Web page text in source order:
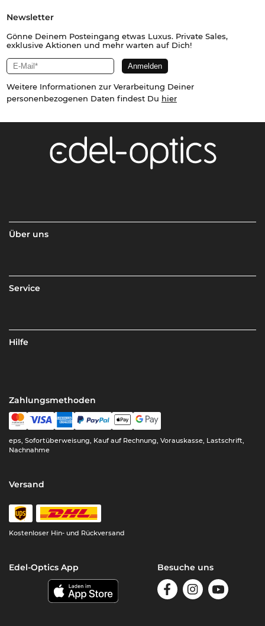
Newsletter
Gönne Deinem Posteingang etwas Luxus. Private Sales,
exklusive Aktionen und mehr warten auf Dich!
Weitere Informationen zur Verarbeitung Deiner
personenbezogenen Daten findest Du hier
Über uns
Service
Hilfe
Zahlungsmethoden
eps, Sofortüberweisung, Kauf auf Rechnung, Vorauskasse, Lastschrift,
Nachnahme
Versand
Kostenloser Hin- und Rückversand
Edel-Optics App Besuche uns